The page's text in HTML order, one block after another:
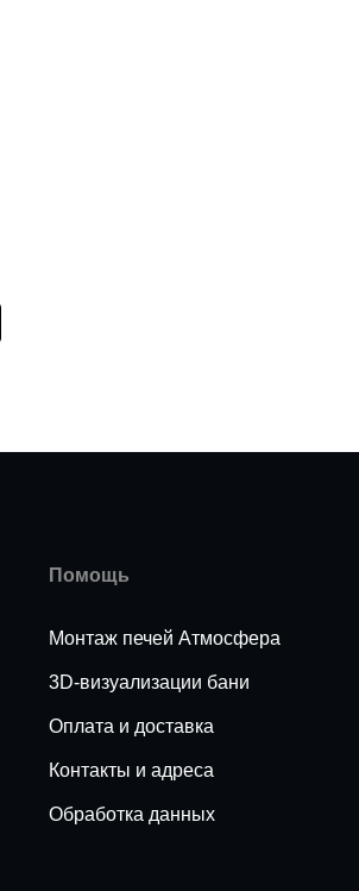
Помощь
Монтаж печей Атмосфера
3D-визуализации бани
Оплата и доставка
Контакты и адреса
Обработка данных